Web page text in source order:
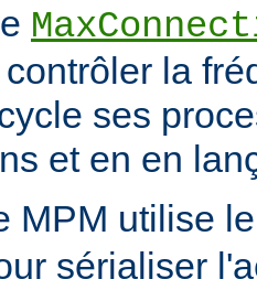
la
ses
et en en
MPM utilise
sérialiser